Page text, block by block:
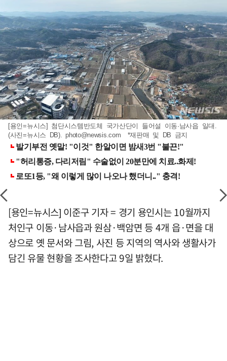
[용인=뉴시스] 첨단시스템반도체 국가산단이 들어설 이동·남사읍 일대.
(사진=뉴시스 DB).photo@newsis.com *재판매 및 DB 금지
[용인=뉴시스] 이준구 기자 = 경기 용인시는 10월까지
처인구 이동·남사읍과 원삼·백암면 등 4개 읍·면을 대
상으로 옛 문서와 그림, 사진 등 지역의 역사와 생활사가
담긴 유물 현황을 조사한다고 9일 밝혔다.